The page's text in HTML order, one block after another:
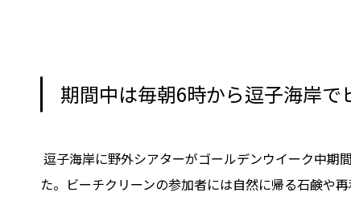
期間中は毎朝6時から逗子海岸で
逗子海岸に野外シアターがゴールデンウイーク中期
た。ビーチクリーンの参加者には自然に帰る石鹸や